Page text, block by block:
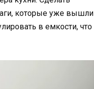
которые уже вышли
в емкости, что